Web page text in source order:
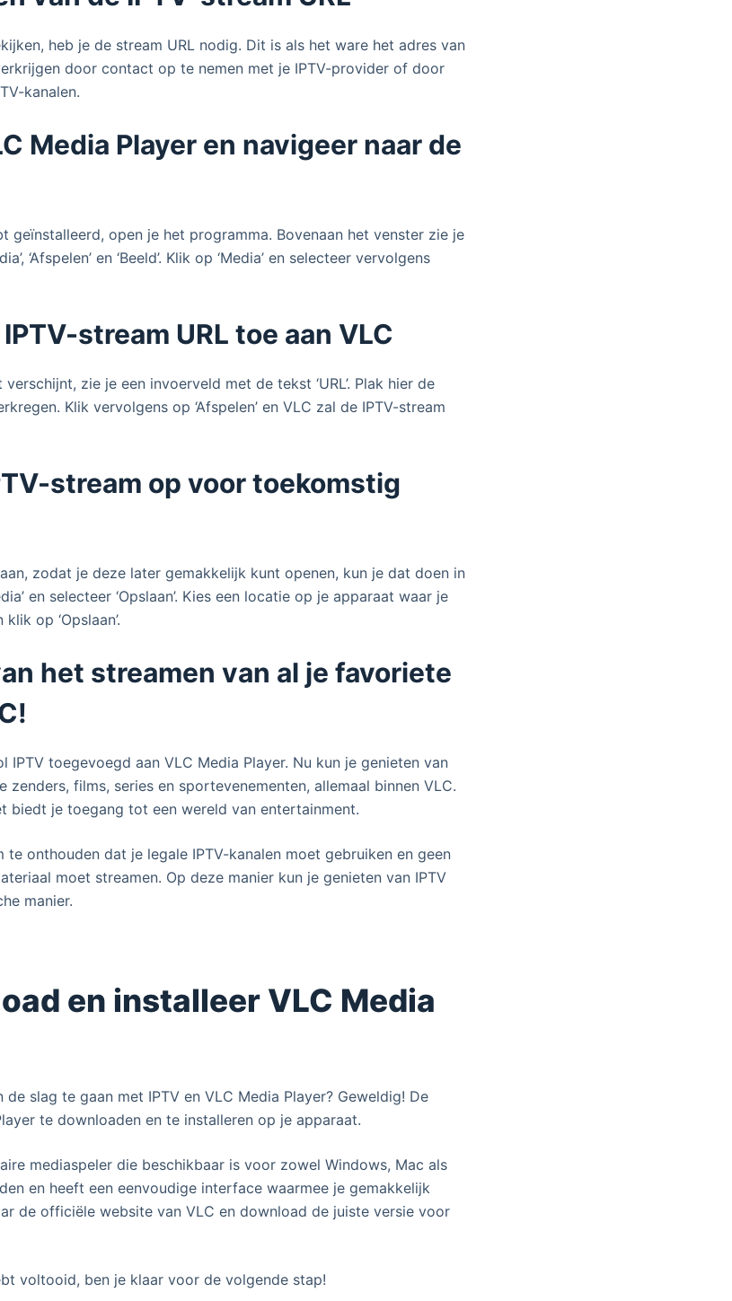
heb je de stream URL nodig. Dit is als het ware het adres van
door contact op te nemen met je IPTV-provider of door
kanalen.
Media Player en navigeer naar de
geïnstalleerd, open je het programma. Bovenaan het venster zie je
‘Afspelen’ en ‘Beeld’. Klik op ‘Media’ en selecteer vervolgens
stream URL toe aan VLC
verschijnt, zie je een invoerveld met de tekst ‘URL’. Plak hier de
Klik vervolgens op ‘Afspelen’ en VLC zal de IPTV-stream
stream op voor toekomstig
zodat je deze later gemakkelijk kunt openen, kun je dat doen in
en selecteer ‘Opslaan’. Kies een locatie op je apparaat waar je
op ‘Opslaan’.
het streamen van al je favoriete
IPTV toegevoegd aan VLC Media Player. Nu kun je genieten van
zenders, films, series en sportevenementen, allemaal binnen VLC.
biedt je toegang tot een wereld van entertainment.
onthouden dat je legale IPTV-kanalen moet gebruiken en geen
moet streamen. Op deze manier kun je genieten van IPTV
manier.
en installeer VLC Media
de slag te gaan met IPTV en VLC Media Player? Geweldig! De
te downloaden en te installeren op je apparaat.
mediaspeler die beschikbaar is voor zowel Windows, Mac als
en heeft een eenvoudige interface waarmee je gemakkelijk
de officiële website van VLC en download de juiste versie voor
voltooid, ben je klaar voor de volgende stap!